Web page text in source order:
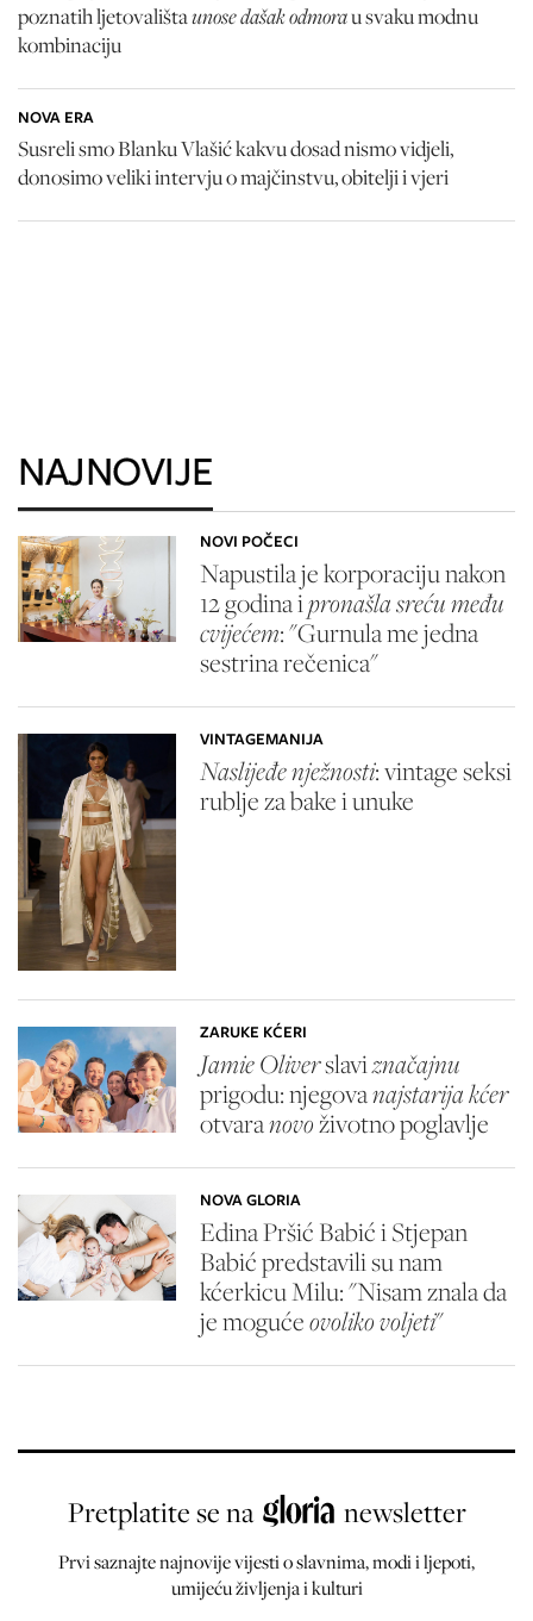
poznatih ljetovalištaunose dašak odmorau svaku modnu
kombinaciju
NOVA ERA
Susreli smo Blanku Vlašić kakvu dosad nismo vidjeli,
donosimo veliki intervju o majčinstvu, obitelji i vjeri
NAJNOVIJE
NOVI POČECI
Napustila je korporaciju nakon
12 godina ipronašla sreću među
cvijećem: "Gurnula me jedna
sestrina rečenica"
VINTAGEMANIJA
Naslijeđe nježnosti: vintage seksi
rublje za bake i unuke
ZARUKE KĆERI
Jamie Oliverslaviznačajnu
prigodu: njegovanajstarija kćer
otvaranovoživotno poglavlje
NOVA GLORIA
Edina Pršić Babić i Stjepan
Babić predstavili su nam
kćerkicu Milu: "Nisam znala da
je mogućeovoliko voljeti"
Pretplatite se na newsletter
Prvi saznajte najnovije vijesti o slavnima, modi i ljepoti,
umijeću življenja i kulturi